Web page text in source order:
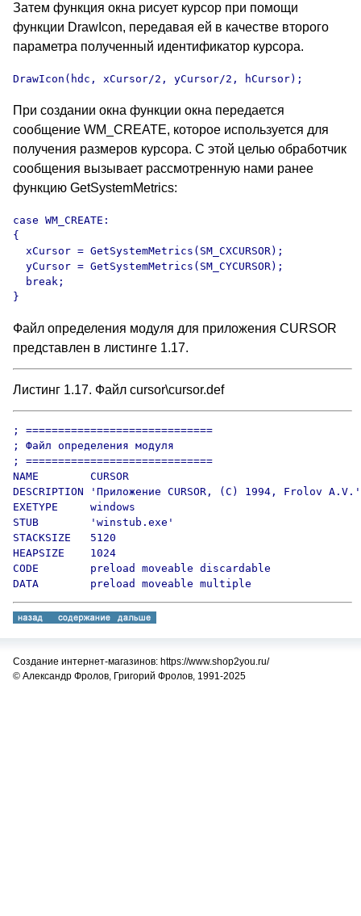
Затем функция окна рисует курсор при помощи
функции DrawIcon, передавая ей в качестве второго
параметра полученный идентификатор курсора.
DrawIcon(hdc, xCursor/2, yCursor/2, hCursor);
При создании окна функции окна передается
сообщение WM_CREATE, которое используется для
получения размеров курсора. С этой целью обработчик
сообщения вызывает рассмотренную нами ранее
функцию GetSystemMetrics:
case WM_CREATE:
{
  xCursor = GetSystemMetrics(SM_CXCURSOR);
  yCursor = GetSystemMetrics(SM_CYCURSOR);
  break;
}
Файл определения модуля для приложения CURSOR
представлен в листинге 1.17.
Листинг 1.17. Файл cursor\cursor.def
; =============================
; Файл определения модуля
; =============================
NAME        CURSOR
DESCRIPTION 'Приложение CURSOR, (C) 1994, Frolov A.V.'
EXETYPE     windows
STUB        'winstub.exe'
STACKSIZE   5120
HEAPSIZE    1024
CODE        preload moveable discardable
DATA        preload moveable multiple
Создание интернет-магазинов: https://www.shop2you.ru/
© Александр Фролов, Григорий Фролов, 1991-2025